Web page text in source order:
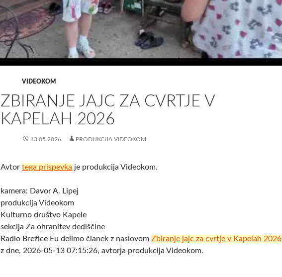
VIDEOKOM
ZBIRANJE JAJC ZA CVRTJE V
KAPELAH 2026
13.05.2026 PRODUKCIJA VIDEOKOM
Avtortega prispevka je produkcija Videokom.
kamera: Davor A. Lipej
produkcija Videokom
Kulturno društvo Kapele
sekcija Za ohranitev dediščine
Radio Brežice Eu delimo članek z naslovomZbiranje jajc za cvrtje v Kapelah 2026
z dne, 2026-05-13 07:15:26, avtorja produkcija Videokom.